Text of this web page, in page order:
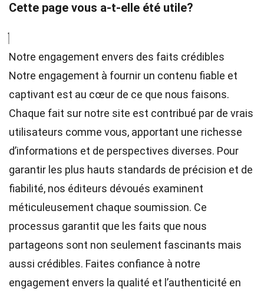
Cette page vous a-t-elle été utile?
Notre engagement envers des faits crédibles
Notre engagement à fournir un contenu fiable et
captivant est au cœur de ce que nous faisons.
Chaque fait sur notre site est contribué par de vrais
utilisateurs comme vous, apportant une richesse
d’informations et de perspectives diverses. Pour
garantir les plus hauts standards de précision et de
fiabilité, nos éditeurs dévoués examinent
méticuleusement chaque soumission. Ce
processus garantit que les faits que nous
partageons sont non seulement fascinants mais
aussi crédibles. Faites confiance à notre
engagement envers la qualité et l’authenticité en